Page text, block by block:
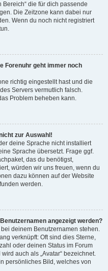
Bereich“ die für dich passende
Die Zeitzone kann dabei nur
Wenn du noch nicht registriert
Forenuhr geht immer noch
richtig eingestellt hast und die
Servers vermutlich falsch.
Problem beheben kann.
zur Auswahl!
deine Sprache nicht installiert
Sprache übersetzt. Frage ggf.
das du benötigst,
würden wir uns freuen, wenn du
dazu können auf der Website
werden.
angezeigt werden?
deinem Benutzernamen stehen.
verknüpft: Oft sind dies Sterne,
oder deinen Status im Forum
auch als „Avatar“ bezeichnet.
persönliches Bild, welches von